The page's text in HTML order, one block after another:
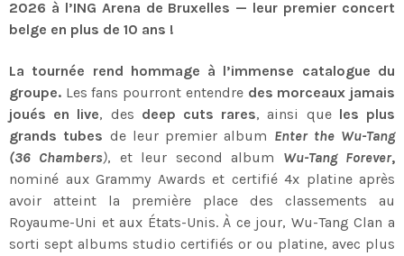
2026 à l’ING Arena de Bruxelles — leur premier concert
belge en plus de 10 ans !
La tournée rend hommage à l’immense catalogue du
groupe. Les fans pourront entendre des morceaux jamais
joués en live, des deep cuts rares, ainsi que les plus
grands tubes de leur premier album Enter the Wu-Tang
(36 Chambers), et leur second album Wu-Tang Forever,
nominé aux Grammy Awards et certifié 4x platine après
avoir atteint la première place des classements au
Royaume-Uni et aux États-Unis. À ce jour, Wu-Tang Clan a
sorti sept albums studio certifiés or ou platine, avec plus